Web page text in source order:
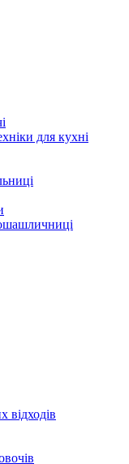
для кухні
відходів